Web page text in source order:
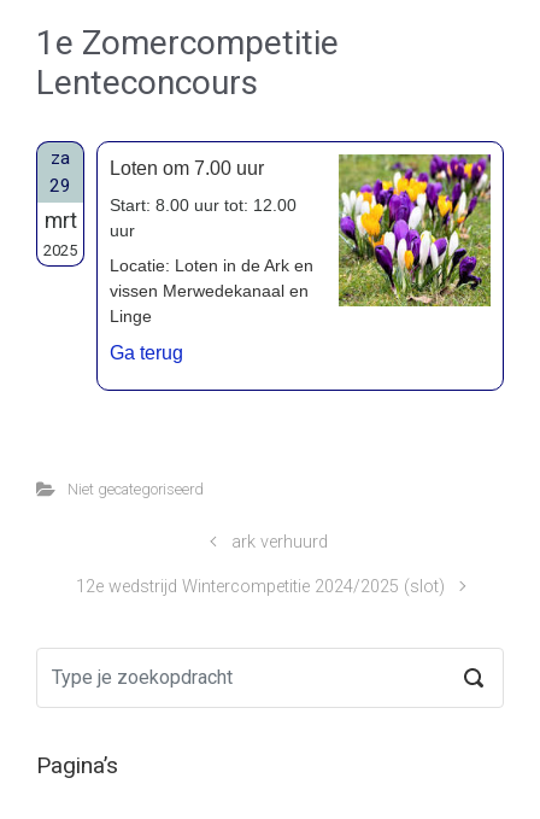
1e Zomercompetitie
Lenteconcours
za
29
mrt
2025
Loten om 7.00 uur
Start: 8.00 uur tot: 12.00
uur
Locatie: Loten in de Ark en
vissen Merwedekanaal en
Linge
Ga terug
Niet gecategoriseerd
ark verhuurd
12e wedstrijd Wintercompetitie 2024/2025 (slot)
Pagina’s